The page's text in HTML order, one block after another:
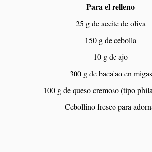
Para el relleno
25 g de aceite de oliva
150 g de cebolla
10 g de ajo
300 g de bacalao en migas
100 g de queso cremoso (tipo
Cebollino fresco para